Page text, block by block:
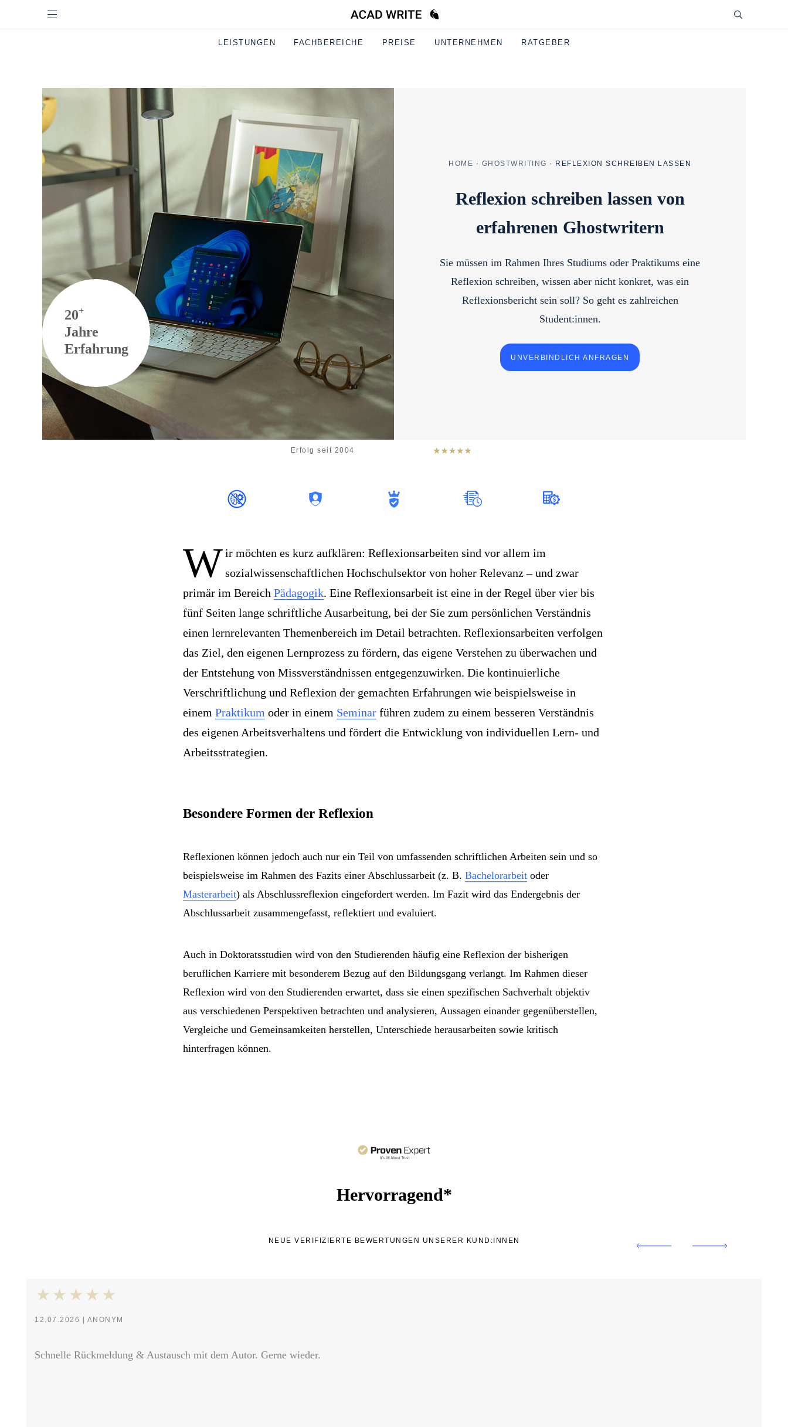
LEISTUNGEN FACHBEREICHE PREISE UNTERNEHMEN RATGEBER
HOME · GHOSTWRITING · REFLEXION SCHREIBEN LASSEN
Reflexion schreiben lassen von
erfahrenen Ghostwritern
Sie müssen im Rahmen Ihres Studiums oder Praktikums eine
Reflexion schreiben, wissen aber nicht konkret, was ein
Reflexionsbericht sein soll? So geht es zahlreichen
Student:innen.
UNVERBINDLICH ANFRAGEN
Wir möchten es kurz aufklären: Reflexionsarbeiten sind vor allem im
sozialwissenschaftlichen Hochschulsektor von hoher Relevanz – und zwar
primär im Bereich Pädagogik. Eine Reflexionsarbeit ist eine in der Regel über vier bis
fünf Seiten lange schriftliche Ausarbeitung, bei der Sie zum persönlichen Verständnis
einen lernrelevanten Themenbereich im Detail betrachten. Reflexionsarbeiten verfolgen
das Ziel, den eigenen Lernprozess zu fördern, das eigene Verstehen zu überwachen und
der Entstehung von Missverständnissen entgegenzuwirken. Die kontinuierliche
Verschriftlichung und Reflexion der gemachten Erfahrungen wie beispielsweise in
einem Praktikum oder in einem Seminar führen zudem zu einem besseren Verständnis
des eigenen Arbeitsverhaltens und fördert die Entwicklung von individuellen Lern- und
Arbeitsstrategien.
Besondere Formen der Reflexion
Reflexionen können jedoch auch nur ein Teil von umfassenden schriftlichen Arbeiten sein und so
beispielsweise im Rahmen des Fazits einer Abschlussarbeit (z. B. Bachelorarbeit oder
Masterarbeit) als Abschlussreflexion eingefordert werden. Im Fazit wird das Endergebnis der
Abschlussarbeit zusammengefasst, reflektiert und evaluiert.
Auch in Doktoratsstudien wird von den Studierenden häufig eine Reflexion der bisherigen
beruflichen Karriere mit besonderem Bezug auf den Bildungsgang verlangt. Im Rahmen dieser
Reflexion wird von den Studierenden erwartet, dass sie einen spezifischen Sachverhalt objektiv
aus verschiedenen Perspektiven betrachten und analysieren, Aussagen einander gegenüberstellen,
Vergleiche und Gemeinsamkeiten herstellen, Unterschiede herausarbeiten sowie kritisch
hinterfragen können.
Hervorragend*
NEUE VERIFIZIERTE BEWERTUNGEN UNSERER KUND:INNEN
12.07.2026 | ANONYM
Schnelle Rückmeldung & Austausch mit dem Autor. Gerne wieder.